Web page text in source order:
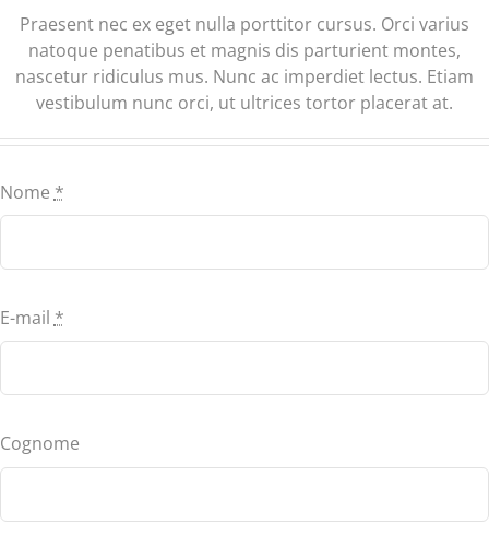
Praesent nec ex eget nulla porttitor cursus. Orci varius
natoque penatibus et magnis dis parturient montes,
nascetur ridiculus mus. Nunc ac imperdiet lectus. Etiam
vestibulum nunc orci, ut ultrices tortor placerat at.
Nome *
E-mail *
Cognome